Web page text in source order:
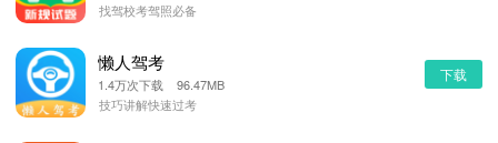
找驾校考驾照必备
懒人驾考
1.4万次下载 96.47MB
技巧讲解快速过考
下载